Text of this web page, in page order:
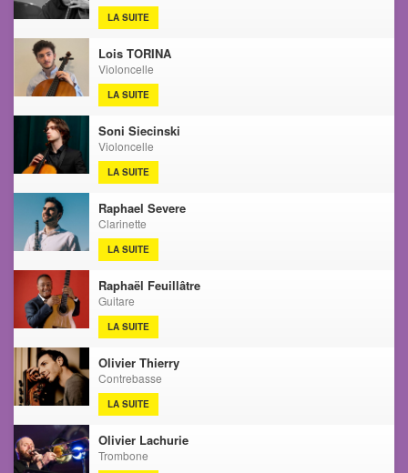
LA SUITE
Lois TORINA
Violoncelle
LA SUITE
Soni Siecinski
Violoncelle
LA SUITE
Raphael Severe
Clarinette
LA SUITE
Raphaël Feuillâtre
Guitare
LA SUITE
Olivier Thierry
Contrebasse
LA SUITE
Olivier Lachurie
Trombone